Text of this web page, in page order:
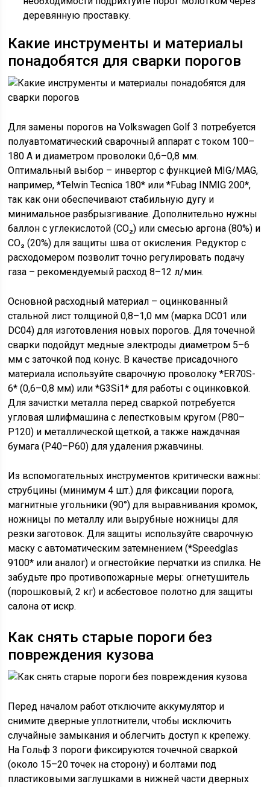
деревянную проставку.
Какие инструменты и материалы
понадобятся для сварки порогов
Для замены порогов на Volkswagen Golf 3 потребуется
полуавтоматический сварочный аппарат с током 100–
180 А и диаметром проволоки 0,6–0,8 мм.
Оптимальный выбор – инвертор с функцией MIG/MAG,
например, *Telwin Tecnica 180* или *Fubag INMIG 200*,
так как они обеспечивают стабильную дугу и
минимальное разбрызгивание. Дополнительно нужны
баллон с углекислотой (CO₂) или смесью аргона (80%) и
CO₂ (20%) для защиты шва от окисления. Редуктор с
расходомером позволит точно регулировать подачу
газа – рекомендуемый расход 8–12 л/мин.
Основной расходный материал – оцинкованный
стальной лист толщиной 0,8–1,0 мм (марка DC01 или
DC04) для изготовления новых порогов. Для точечной
сварки подойдут медные электроды диаметром 5–6
мм с заточкой под конус. В качестве присадочного
материала используйте сварочную проволоку *ER70S-
6* (0,6–0,8 мм) или *G3Si1* для работы с оцинковкой.
Для зачистки металла перед сваркой потребуется
угловая шлифмашина с лепестковым кругом (P80–
P120) и металлической щеткой, а также наждачная
бумага (P40–P60) для удаления ржавчины.
Из вспомогательных инструментов критически важны:
струбцины (минимум 4 шт.) для фиксации порога,
магнитные угольники (90°) для выравнивания кромок,
ножницы по металлу или вырубные ножницы для
резки заготовок. Для защиты используйте сварочную
маску с автоматическим затемнением (*Speedglas
9100* или аналог) и огнестойкие перчатки из спилка. Не
забудьте про противопожарные меры: огнетушитель
(порошковый, 2 кг) и асбестовое полотно для защиты
салона от искр.
Как снять старые пороги без
повреждения кузова
Перед началом работ отключите аккумулятор и
снимите дверные уплотнители, чтобы исключить
случайные замыкания и облегчить доступ к крепежу.
На Гольф 3 пороги фиксируются точечной сваркой
(около 15–20 точек на сторону) и болтами под
пластиковыми заглушками в нижней части дверных